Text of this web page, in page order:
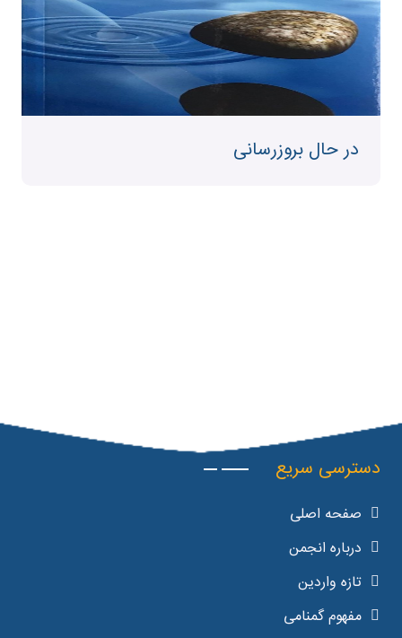
در حال بروزرسانی
دسترسی سریع
صفحه اصلی
درباره انجمن
تازه واردین
مفهوم گمنامی